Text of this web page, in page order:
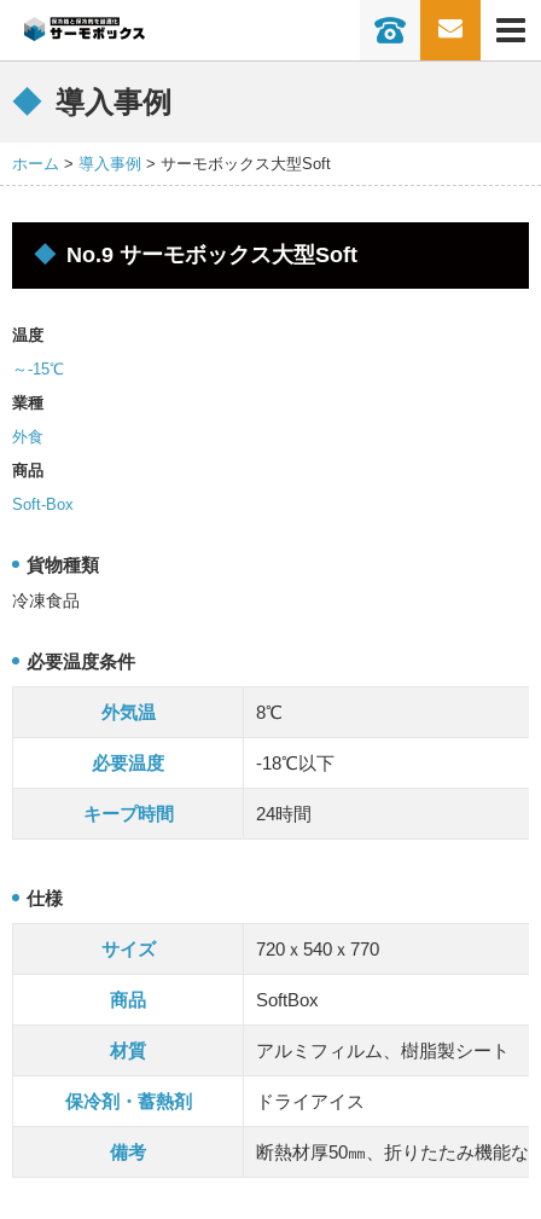
0736-77-
保冷保温ボックスとは
ソリューション
ドライアイスを削減したい
超冷凍で長時間キープを実現「-75℃以下
業界別活用方法
食品メーカー
医薬品
Q&A
導入事例
ホーム 導入事例 サーモボックス大型Soft
No.9 サーモボックス大型Soft
温度
～-15℃
業種
外食
商品
Soft-Box
貨物種類
冷凍食品
必要温度条件
外気温 8℃
必要温度 -18℃以下
キープ時間 24時間
仕様
サイズ 720ｘ540ｘ770
商品 SoftBox
材質 アルミフィルム、樹脂製シート
保冷剤・蓄熱剤 ドライアイス
備考 断熱材厚50㎜、折りたたみ機能な